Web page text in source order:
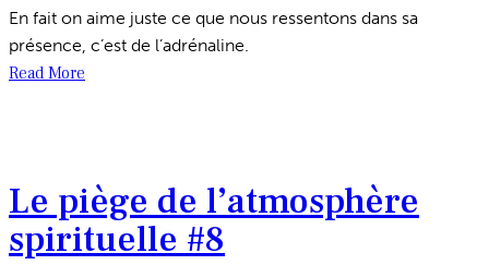
En fait on aime juste ce que nous ressentons dans sa
présence, c’est de l’adrénaline.
Read More
Le piège de l’atmosphère
spirituelle #8